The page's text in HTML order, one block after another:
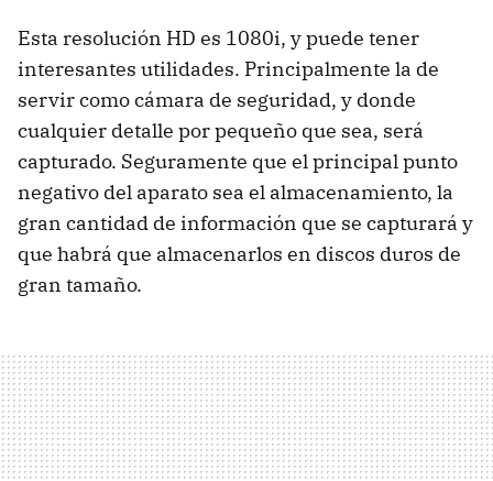
Esta resolución HD es 1080i, y puede tener
interesantes utilidades. Principalmente la de
servir como cámara de seguridad, y donde
cualquier detalle por pequeño que sea, será
capturado. Seguramente que el principal punto
negativo del aparato sea el almacenamiento, la
gran cantidad de información que se capturará y
que habrá que almacenarlos en discos duros de
gran tamaño.